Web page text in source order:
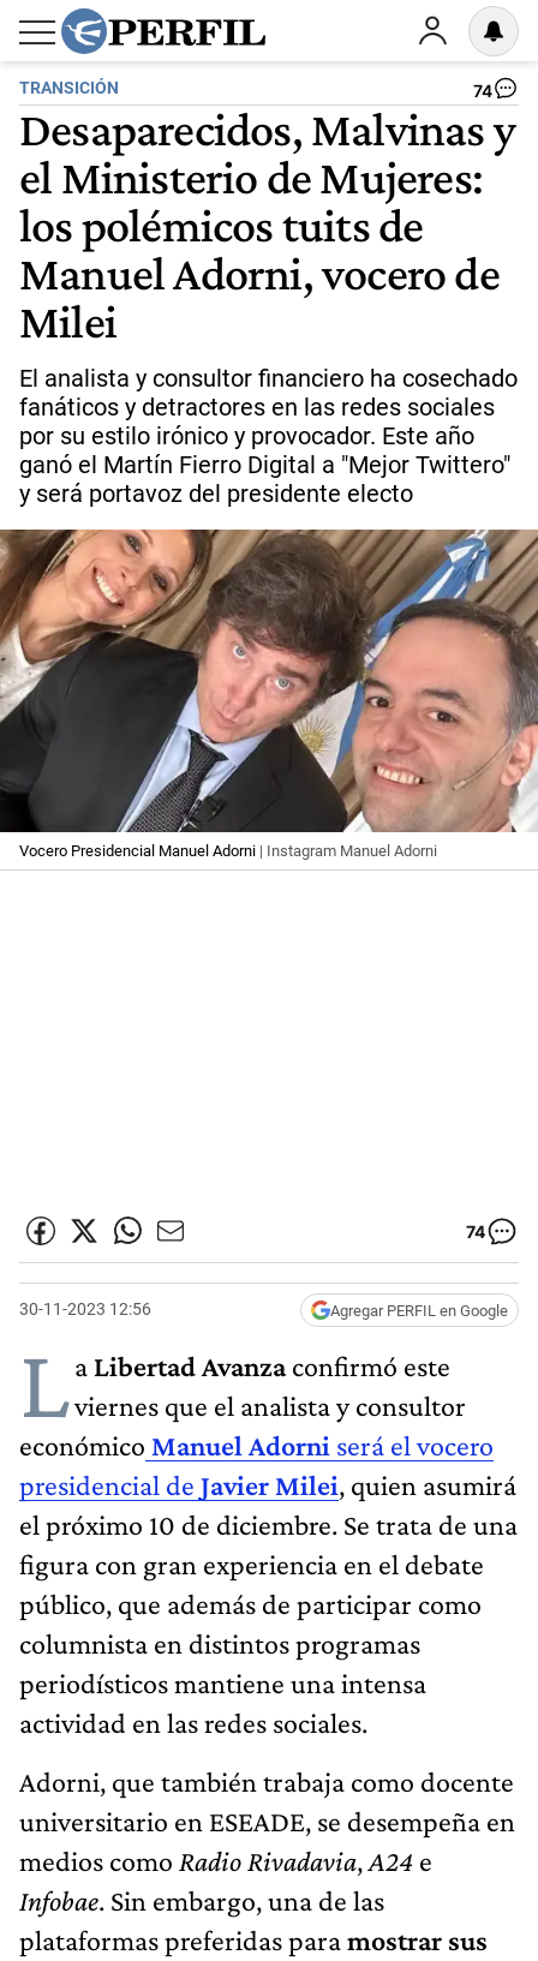
TRANSICIÓN 74
Desaparecidos, Malvinas y
el Ministerio de Mujeres:
los polémicos tuits de
Manuel Adorni, vocero de
Milei
El analista y consultor financiero ha cosechado
fanáticos y detractores en las redes sociales
por su estilo irónico y provocador. Este año
ganó el Martín Fierro Digital a "Mejor Twittero"
y será portavoz del presidente electo
Vocero Presidencial Manuel Adorni | Instagram Manuel Adorni
74
30-11-2023 12:56 Agregar PERFIL en Google
La Libertad Avanzaconfirmó este
viernes que el analista y consultor
económico Manuel Adorni será el vocero
presidencial de Javier Milei, quien asumirá
el próximo 10 de diciembre. Se trata de una
figura con gran experiencia en el debate
público, que además de participar como
columnista en distintos programas
periodísticos mantiene una intensa
actividad en las redes sociales.
Adorni, que también trabaja como docente
universitario en ESEADE, se desempeña en
medios como Radio Rivadavia,A24 e
Infobae. Sin embargo, una de las
plataformas preferidas paramostrar sus